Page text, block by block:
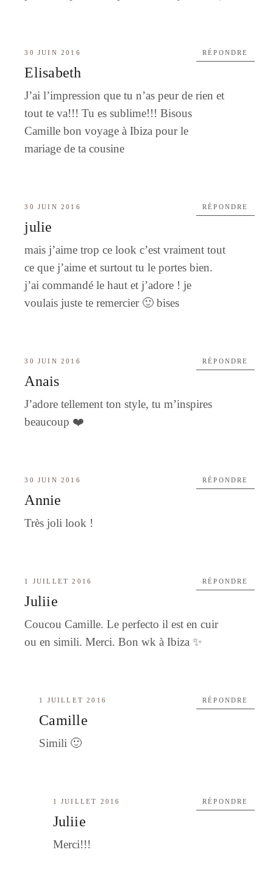
30 JUIN 2016
Elisabeth
J’ai l’impression que tu n’as peur de rien et
tout te va!!! Tu es sublime!!! Bisous
Camille bon voyage à Ibiza pour le
mariage de ta cousine
RÉPONDRE
30 JUIN 2016
julie
mais j’aime trop ce look c’est vraiment tout
ce que j’aime et surtout tu le portes bien.
j’ai commandé le haut et j’adore ! je
voulais juste te remercier 🙂 bises
RÉPONDRE
30 JUIN 2016
Anais
J’adore tellement ton style, tu m’inspires
beaucoup ❤️
RÉPONDRE
30 JUIN 2016
Annie
Très joli look !
RÉPONDRE
1 JUILLET 2016
Juliie
Coucou Camille. Le perfecto il est en cuir
ou en simili. Merci. Bon wk à Ibiza ✨
RÉPONDRE
1 JUILLET 2016
Camille
Simili 🙂
RÉPONDRE
1 JUILLET 2016
Juliie
Merci!!!
RÉPONDRE